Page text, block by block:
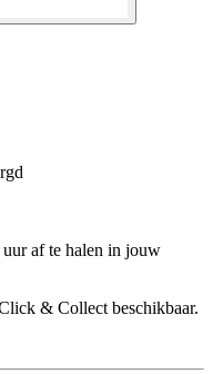
uur af te halen in jouw
& Collect beschikbaar.